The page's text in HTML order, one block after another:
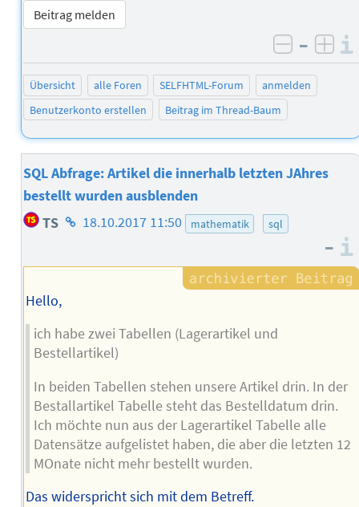
Beitrag melden
negativ
–
Übersicht alle Foren SELFHTML-Forum
anmelden
Benutzerkonto erstellen
Beitrag im Thread-Baum
SQL Abfrage: Artikel die innerhalb letzten JAhres
bestellt wurden ausblenden
TS Homepage
Autors
18.10.2017 11:50 mathematik sql
–
Hello,
ich habe zwei Tabellen (Lagerartikel und
Bestellartikel)
In beiden Tabellen stehen unsere Artikel drin. In der
Bestallartikel Tabelle steht das Bestelldatum drin.
Ich möchte nun aus der Lagerartikel Tabelle alle
Datensätze aufgelistet haben, die aber die letzten 12
MOnate nicht mehr bestellt wurden.
Das widerspricht sich mit dem Betreff.